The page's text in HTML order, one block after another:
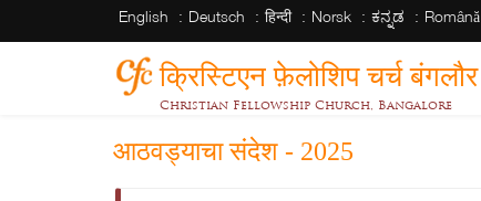
English Deutsch हिन्दी Norsk ಕನ್ನಡ Română
क्रिस्टिएन फ़ेलोशिप चर्च बंगलौर
Christian Fellowship Church, Bangalore
आठवड्याचा संदेश - 2025